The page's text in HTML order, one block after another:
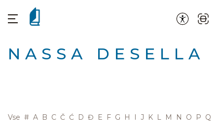
NASSA DESELLA
Vse # A B C Č Ć D Đ E F G H I J K L M N O P Q